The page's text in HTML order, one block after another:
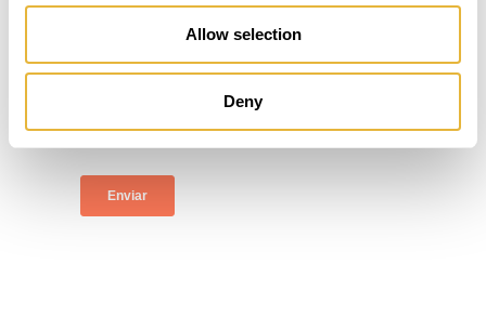
Allow selection
Deny